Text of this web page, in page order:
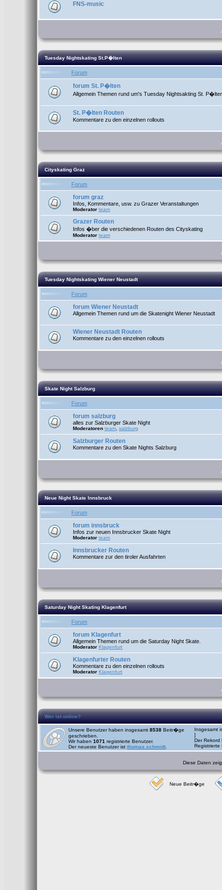
FNS-music
Tuesday Nightskating St.P�lten
Forum
forum St. P�lten
Allgemein Themen rund um's Tuesday Nightsakting St.
St. P�lten Routen
Kommentare zu den einzelnen rollouts
Cityskating Graz
Forum
forum graz
Infos, Kommentare, usw. zu Grazer Veranstaltungen
Moderator team
Grazer Routen
Infos �ber die verschiedenen Routen des Cityskating
Moderator team
Tuesday Nightskating Wiener Neustadt
Forum
forum Wiener Neustadt
Allgemein Themen rund um die Skatenight Wiener Neustadt
Wiener Neustadt Routen
Kommentare zu den einzelnen rollouts
Skate Night Salzburg
Forum
forum salzburg
alles zur Salzburger Skate Night
Moderatoren team salzburg
Salzburger Routen
Kommentare zu den Skate Nights Salzburg
Neue Night Skate Innsbruck
Forum
forum innsbruck
Infos zur neuen Innsbrucker Skate Night
Moderator team
Innsbrucker Routen
Kommentare zur den tiroler Ausfahrten
Saturday Night Skating Klagenfurt
Forum
forum Klagenfurt
Allgemein Themen rund um die Saturday Night Skate.
Moderator Klagenfurt
Klagenfurter Routen
Kommentare zu den einzelnen rollouts
Moderator Klagenfurt
Wer ist online?
Unsere Benutzer haben insgesamt 8538 Beitr�ge
geschrieben.
Wir haben 1071 registrierte Benutzer.
Der neueste Benutzer ist thomas.schmidt
Insgesamt
]
Der
Registrierte
Diese Daten
Neue Beitr�ge